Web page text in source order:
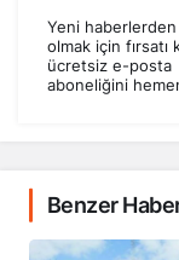
Yeni
olmak için fırsatı
ücretsiz e-posta
aboneliğini
Benzer